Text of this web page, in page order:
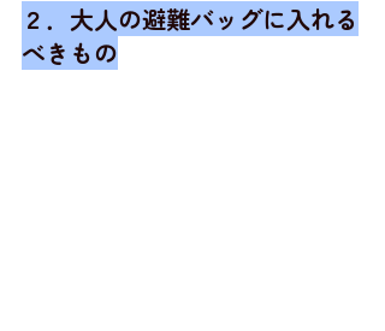
２．大人の避難バッグに入れる
べきもの